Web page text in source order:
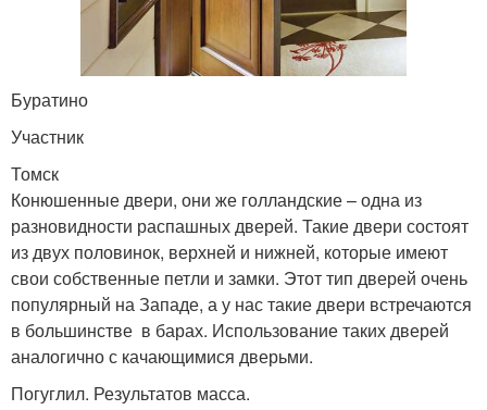
Буратино
Участник
Томск
Конюшенные двери, они же голландские – одна из
разновидности распашных дверей. Такие двери состоят
из двух половинок, верхней и нижней, которые имеют
свои собственные петли и замки. Этот тип дверей очень
популярный на Западе, а у нас такие двери встречаются
в большинстве в барах. Использование таких дверей
аналогично с качающимися дверьми.
Погуглил. Результатов масса.